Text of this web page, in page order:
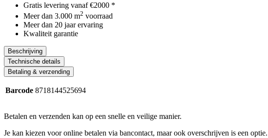
Gratis levering vanaf €2000 *
Meer dan 3.000 m2 voorraad
Meer dan 20 jaar ervaring
Kwaliteit garantie
Beschrijving
Technische details
Betaling & verzending
Barcode 8718144525694
Betalen en verzenden kan op een snelle en veilige manier.
Je kan kiezen voor online betalen via bancontact, maar ook overschrijven is een optie.